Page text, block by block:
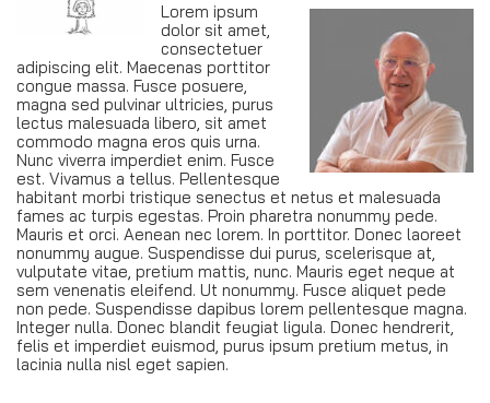
Lorem ipsum
dolor sit amet,
consectetuer
adipiscing elit. Maecenas porttitor
congue massa. Fusce posuere,
magna sed pulvinar ultricies, purus
lectus malesuada libero, sit amet
commodo magna eros quis urna.
Nunc viverra imperdiet enim. Fusce
est. Vivamus a tellus. Pellentesque
habitant morbi tristique senectus et netus et malesuada
fames ac turpis egestas. Proin pharetra nonummy pede.
Mauris et orci. Aenean nec lorem. In porttitor. Donec laoreet
nonummy augue. Suspendisse dui purus, scelerisque at,
vulputate vitae, pretium mattis, nunc. Mauris eget neque at
sem venenatis eleifend. Ut nonummy. Fusce aliquet pede
non pede. Suspendisse dapibus lorem pellentesque magna.
Integer nulla. Donec blandit feugiat ligula. Donec hendrerit,
felis et imperdiet euismod, purus ipsum pretium metus, in
lacinia nulla nisl eget sapien.